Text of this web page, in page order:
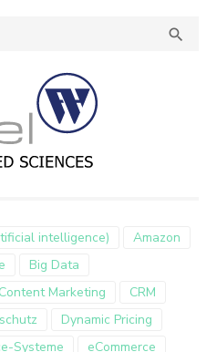

intelligence)
Amazon
Big Data
Content Marketing
CRM
Dynamic Pricing
Systeme eCommerce